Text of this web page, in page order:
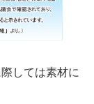
しては素材に